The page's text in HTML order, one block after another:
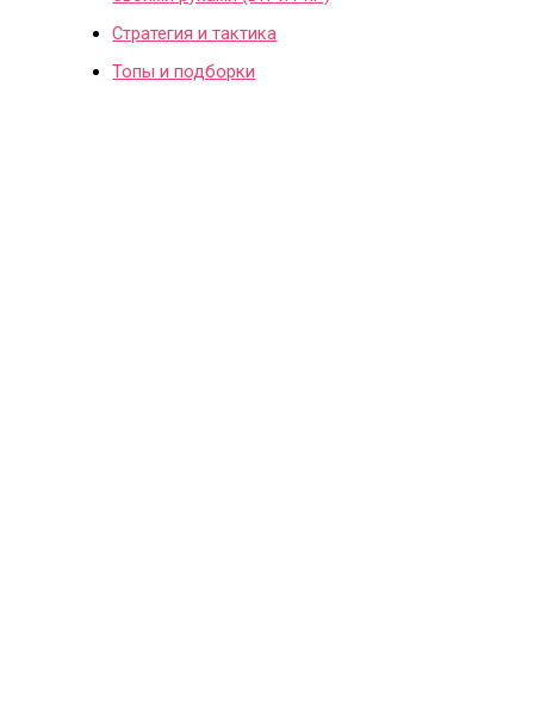
Стратегия и тактика
Топы и подборки